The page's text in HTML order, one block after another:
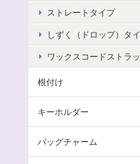
ストレートタイプ
しずく（ドロップ）タ
ワックスコードストラ
根付け
キーホルダー
バッグチャーム